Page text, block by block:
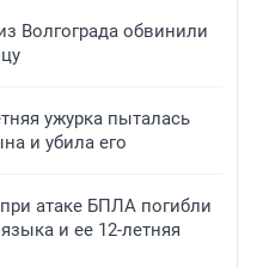
Волгограда обвинили
ужурка пыталась
и убила его
атаке БПЛА погибли
и ее 12-летняя